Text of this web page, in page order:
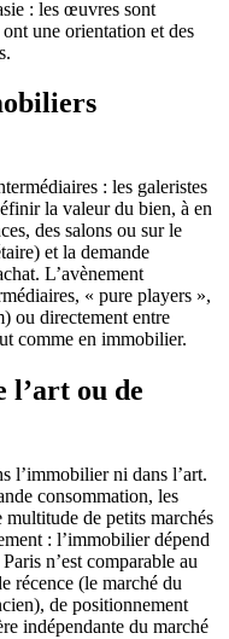
: les œuvres sont
une orientation et des
: les galeristes
la valeur du bien, à en
des salons ou sur le
et la demande
L’avènement
« pure players »,
ou directement entre
comme en immobilier.
l’art ou de
l’immobilier ni dans l’art.
consommation, les
multitude de petits marchés
: l’immobilier dépend
n’est comparable au
récence (le marché du
de positionnement
indépendante du marché